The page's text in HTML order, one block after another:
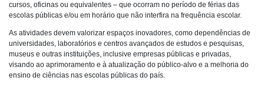
cursos, oficinas ou equivalentes – que ocorram no período de férias das
escolas públicas e/ou em horário que não interfira na frequência escolar.
As atividades devem valorizar espaços inovadores, como dependências de
universidades, laboratórios e centros avançados de estudos e pesquisas,
museus e outras instituições, inclusive empresas públicas e privadas,
visando ao aprimoramento e à atualização do público-alvo e a melhoria do
ensino de ciências nas escolas públicas do país.